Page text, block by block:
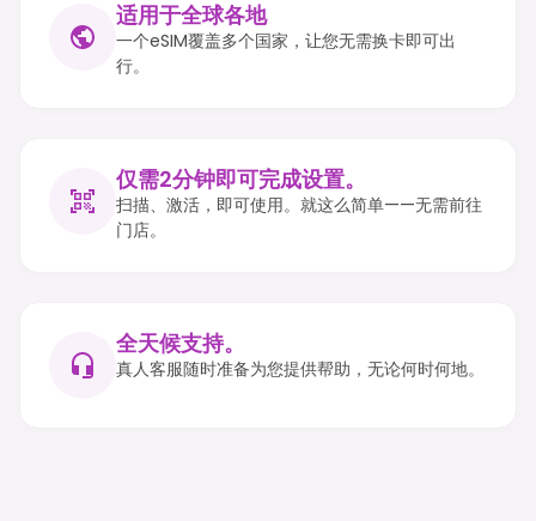
适用于全球各地
一个eSIM覆盖多个国家，让您无需换卡即可出
行。
仅需2分钟即可完成设置。
扫描、激活，即可使用。就这么简单——无需前往
门店。
全天候支持。
真人客服随时准备为您提供帮助，无论何时何地。